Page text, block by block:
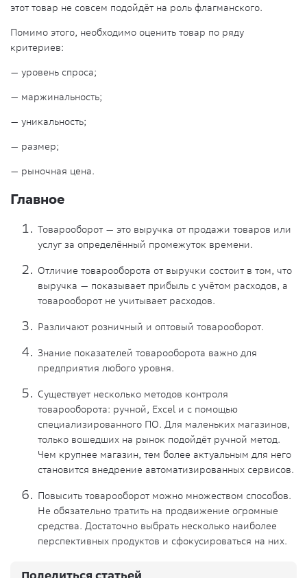
этот товар не совсем подойдёт на роль флагманского.
Помимо этого, необходимо оценить товар по ряду
критериев:
— уровень спроса;
— маржинальность;
— уникальность;
— размер;
— рыночная цена.
Главное
Товарооборот — это выручка от продажи товаров или
услуг за определённый промежуток времени.
Отличие товарооборота от выручки состоит в том, что
выручка — показывает прибыль с учётом расходов, а
товарооборот не учитывает расходов.
Различают розничный и оптовый товарооборот.
Знание показателей товарооборота важно для
предприятия любого уровня.
Существует несколько методов контроля
товарооборота: ручной, Excel и с помощью
специализированного ПО. Для маленьких магазинов,
только вошедших на рынок подойдёт ручной метод.
Чем крупнее магазин, тем более актуальным для него
становится внедрение автоматизированных сервисов.
Повысить товарооборот можно множеством способов.
Не обязательно тратить на продвижение огромные
средства. Достаточно выбрать несколько наиболее
перспективных продуктов и сфокусироваться на них.
Поделиться статьей